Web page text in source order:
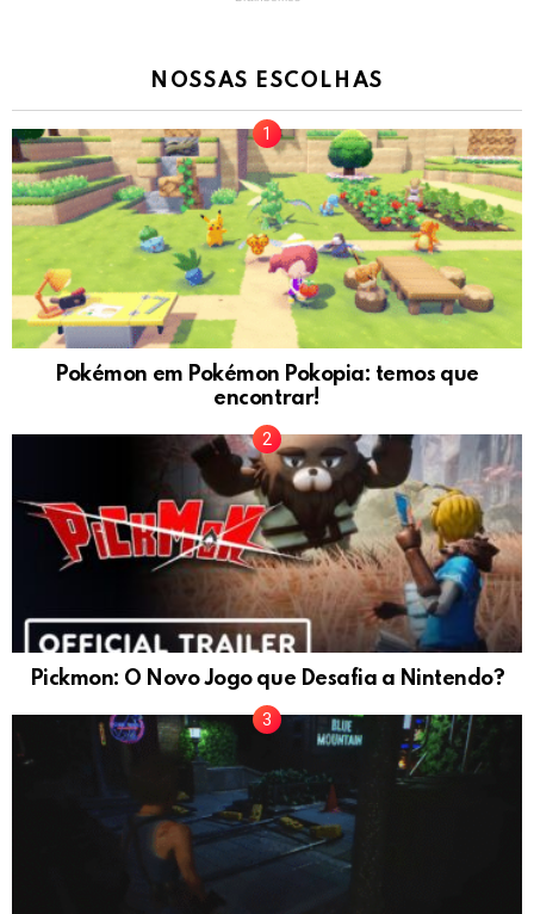
NOSSAS ESCOLHAS
Pokémon em Pokémon Pokopia: temos que
encontrar!
Pickmon: O Novo Jogo que Desafia a Nintendo?